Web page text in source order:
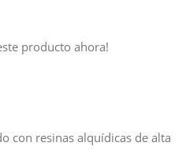
producto ahora!
con resinas alquídicas de alta